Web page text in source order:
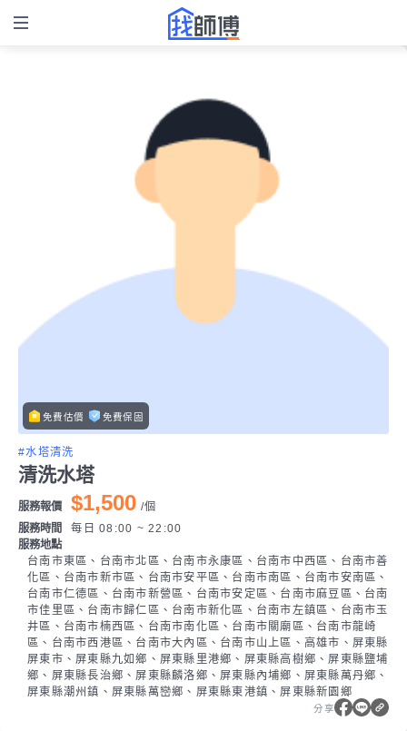
免費估價 免費保固
#水塔清洗
清洗水塔
服務報價 $1,500 /個
服務時間
每日 08:00 ~ 22:00
服務地點
台南市東區、台南市北區、台南市永康區、台南市中西區、台南市善
化區、台南市新市區、台南市安平區、台南市南區、台南市安南區、
台南市仁德區、台南市新營區、台南市安定區、台南市麻豆區、台南
市佳里區、台南市歸仁區、台南市新化區、台南市左鎮區、台南市玉
井區、台南市楠西區、台南市南化區、台南市關廟區、台南市龍崎
區、台南市西港區、台南市大內區、台南市山上區、高雄市、屏東縣
屏東市、屏東縣九如鄉、屏東縣里港鄉、屏東縣高樹鄉、屏東縣鹽埔
鄉、屏東縣長治鄉、屏東縣麟洛鄉、屏東縣內埔鄉、屏東縣萬丹鄉、
屏東縣潮州鎮、屏東縣萬巒鄉、屏東縣東港鎮、屏東縣新園鄉
分享